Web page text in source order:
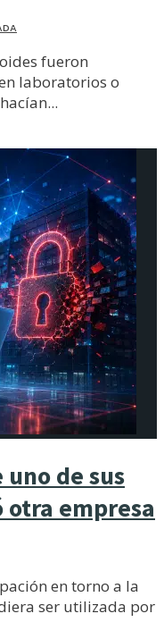
fueron
laboratorios o
...
de sus
otra empresa
en torno a la
ser utilizada por